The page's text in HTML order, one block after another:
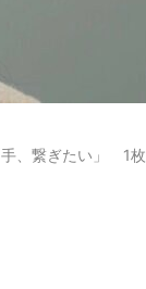
手、繋ぎたい」 1枚